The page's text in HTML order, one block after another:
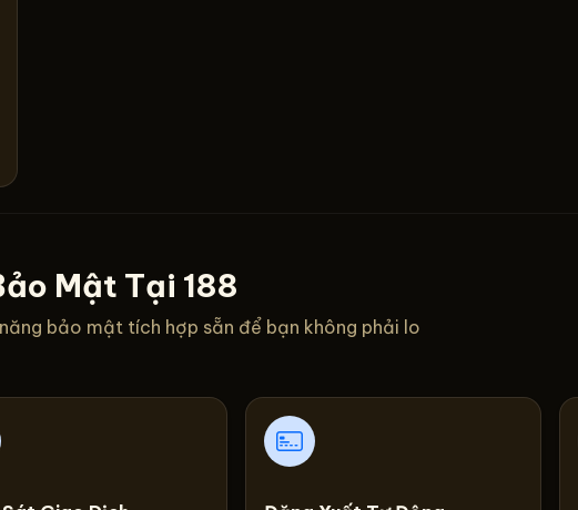
Mật Tại 188
bảo mật tích hợp sẵn để bạn không phải lo